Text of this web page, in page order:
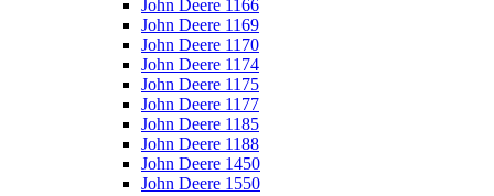
John Deere 1166
John Deere 1169
John Deere 1170
John Deere 1174
John Deere 1175
John Deere 1177
John Deere 1185
John Deere 1188
John Deere 1450
John Deere 1550